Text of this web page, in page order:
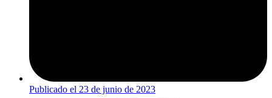
Publicado el 23 de junio de 2023